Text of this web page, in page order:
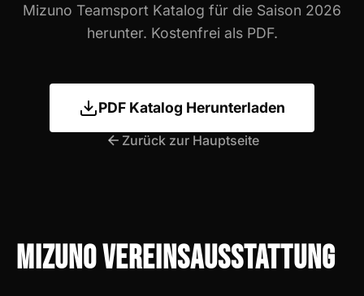
Mizuno Teamsport Katalog für die Saison 2026
herunter. Kostenfrei als PDF.
PDF Katalog Herunterladen
Zurück zur Hauptseite
Mizuno Vereinsausstattung